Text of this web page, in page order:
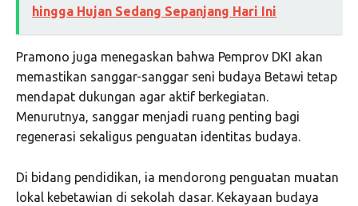
hingga Hujan Sedang Sepanjang Hari Ini
Pramono juga menegaskan bahwa Pemprov DKI akan
memastikan sanggar-sanggar seni budaya Betawi tetap
mendapat dukungan agar aktif berkegiatan.
Menurutnya, sanggar menjadi ruang penting bagi
regenerasi sekaligus penguatan identitas budaya.
Di bidang pendidikan, ia mendorong penguatan muatan
lokal kebetawian di sekolah dasar. Kekayaan budaya